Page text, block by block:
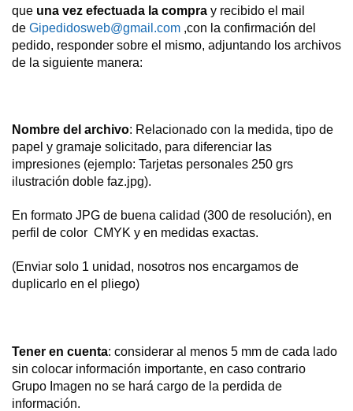
que una vez efectuada la compra y recibido el mail
de Gipedidosweb@gmail.com ,con la confirmación del
pedido, responder sobre el mismo, adjuntando los archivos
de la siguiente manera:
Nombre del archivo: Relacionado con la medida, tipo de
papel y gramaje solicitado, para diferenciar las
impresiones (ejemplo: Tarjetas personales 250 grs
ilustración doble faz.jpg).
En formato JPG de buena calidad (300 de resolución), en
perfil de color CMYK y en medidas exactas.
(Enviar solo 1 unidad, nosotros nos encargamos de
duplicarlo en el pliego)
Tener en cuenta: considerar al menos 5 mm de cada lado
sin colocar información importante, en caso contrario
Grupo Imagen no se hará cargo de la perdida de
información.